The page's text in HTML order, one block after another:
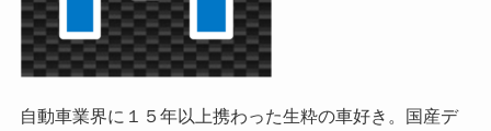
自動車業界に１５年以上携わった生粋の車好き。国産デ